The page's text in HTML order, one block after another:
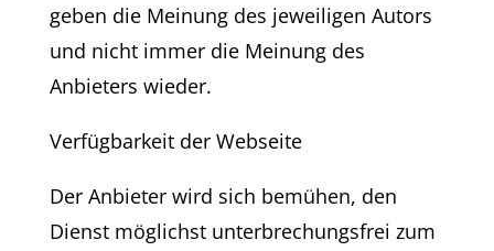
geben die Meinung des jeweiligen Autors
und nicht immer die Meinung des
Anbieters wieder.
Verfügbarkeit der Webseite
Der Anbieter wird sich bemühen, den
Dienst möglichst unterbrechungsfrei zum